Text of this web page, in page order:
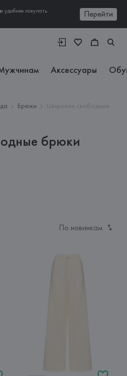
удобнее покупать
Перейти
Аксессуары
Брюки
Широкие свободные
брюки
По новинкам